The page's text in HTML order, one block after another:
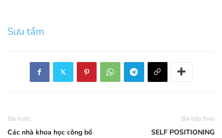
Sưu tầm
Bài trước
Các nhà khoa học công bố
Bài tiếp theo
SELF POSITIONING